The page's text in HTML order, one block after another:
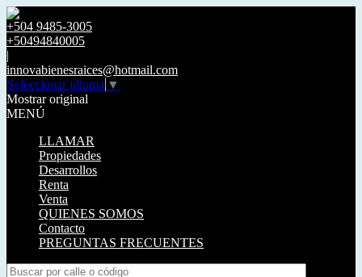
+504 9485-3005
+50494840005
|
innovabienesraices@hotmail.com
Seleccionar idioma ▼
Mostrar original
MENÚ
LLAMAR
Propiedades
Desarrollos
Renta
Venta
QUIENES SOMOS
Contacto
PREGUNTAS FRECUENTES